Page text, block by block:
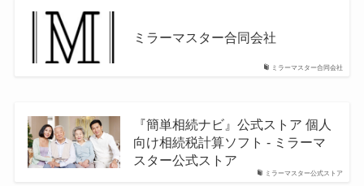
ミラーマスター合同会社
ミラーマスター合同会社
ミラーマスター公式ストア
『簡単相続ナビ』公式ストア 個人
向け相続税計算ソフト - ミラーマ
スター公式ストア